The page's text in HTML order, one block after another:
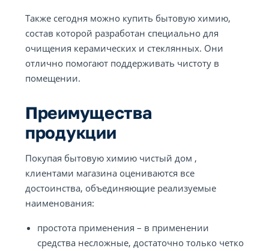
Также сегодня можно купить бытовую химию,
состав которой разработан специально для
очищения керамических и стеклянных. Они
отлично помогают поддерживать чистоту в
помещении.
Преимущества
продукции
Покупая бытовую химию чистый дом ,
клиентами магазина оцениваются все
достоинства, объединяющие реализуемые
наименования:
простота применения – в применении
средства несложные, достаточно только четко